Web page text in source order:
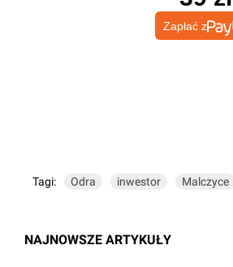
Zapłać z
Tagi: Odra inwestor Malczyce
NAJNOWSZE ARTYKUŁY